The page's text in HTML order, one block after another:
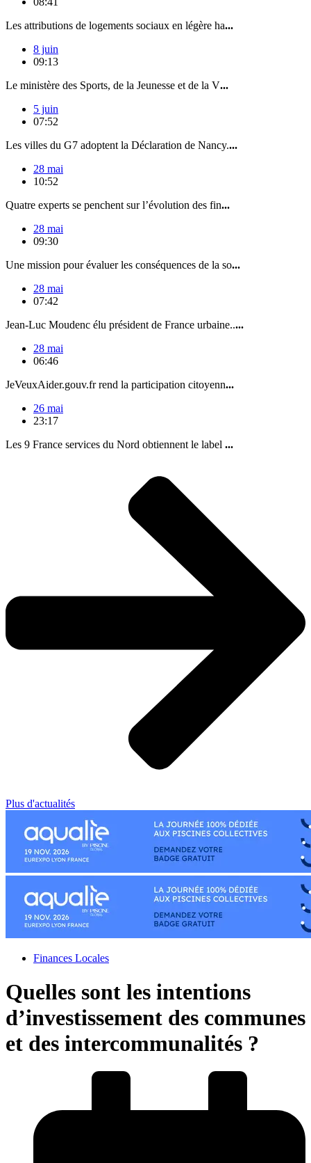
Les attributions de logements sociaux en légère ha...
8 juin
09:13
Le ministère des Sports, de la Jeunesse et de la V...
5 juin
07:52
Les villes du G7 adoptent la Déclaration de Nancy....
28 mai
10:52
Quatre experts se penchent sur l’évolution des fin...
28 mai
09:30
Une mission pour évaluer les conséquences de la so...
28 mai
07:42
Jean-Luc Moudenc élu président de France urbaine.....
28 mai
06:46
JeVeuxAider.gouv.fr rend la participation citoyenn...
26 mai
23:17
Les 9 France services du Nord obtiennent le label ...
Plus d'actualités
Finances Locales
Quelles sont les intentions
d’investissement des communes
et des intercommunalités ?